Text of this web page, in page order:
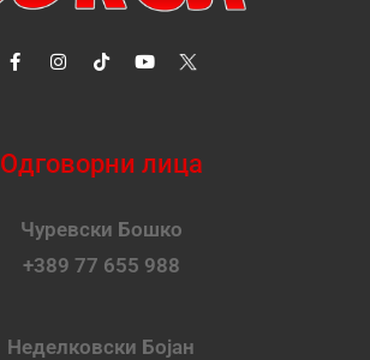
Одговорни лица
Чуревски Бошко
+389 77 655 988
Неделковски Бојан